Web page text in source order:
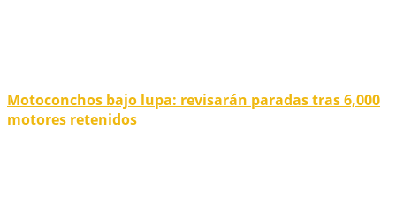
Motoconchos bajo lupa: revisarán paradas tras 6,000
motores retenidos